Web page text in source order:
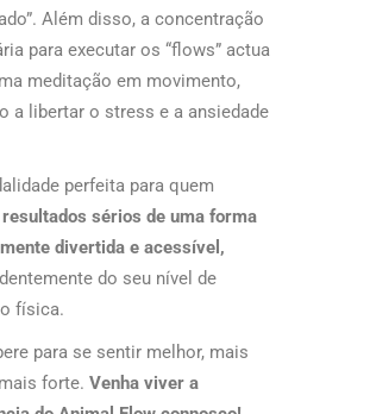
Além disso, a concentração
para executar os “flows” actua
meditação em movimento,
a libertar o stress e a ansiedade
perfeita para quem
resultados sérios de uma forma
divertida e acessível,
do seu nível de
física.
para se sentir melhor, mais
forte. Venha viver a